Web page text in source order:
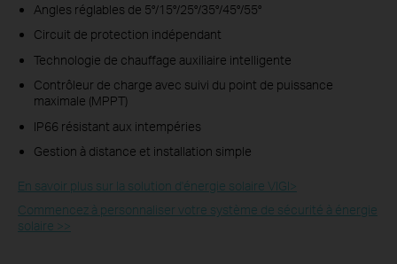
Angles réglables de 5°/15°/25°/35°/45°/55°
Circuit de protection indépendant
Technologie de chauffage auxiliaire intelligente
Contrôleur de charge avec suivi du point de puissance
maximale (MPPT)
IP66 résistant aux intempéries
Gestion à distance et installation simple
En savoir plus sur la solution d'énergie solaire VIGI>​
Commencez à personnaliser votre système de sécurité à énergie
solaire >>